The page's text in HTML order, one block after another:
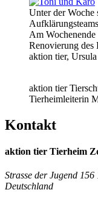
Unter der
Am
Renovierung des
aktion tier,
aktion tier
Tierheimleiterin
Kontakt
aktion tier Tierheim
Strasse der Jugend 156
Deutschland